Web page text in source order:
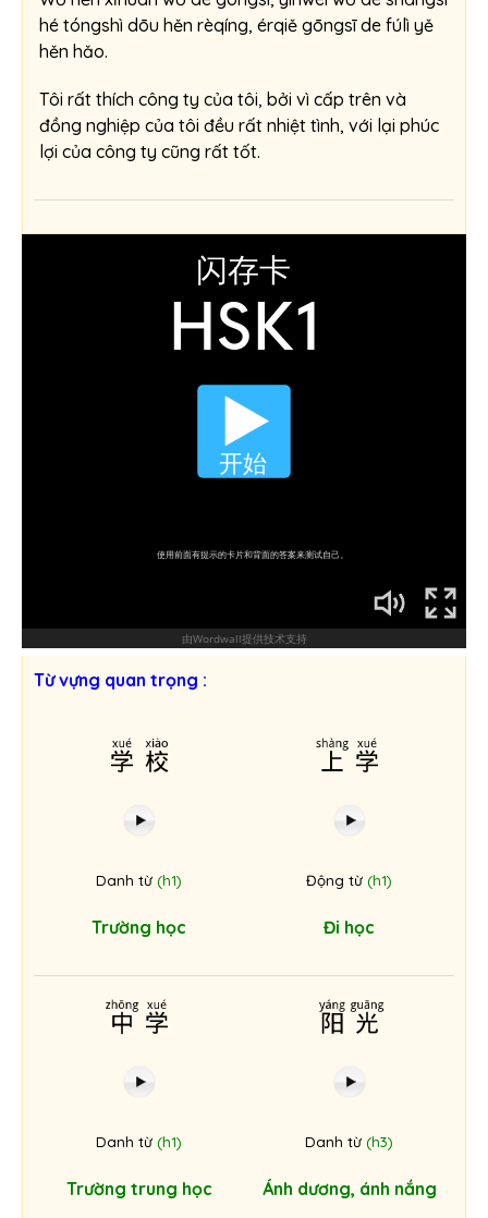
hé tóngshì dōu hěn rèqíng, érqiě gōngsī de fúlì yě
hěn hǎo.
Tôi rất thích công ty của tôi, bởi vì cấp trên và
đồng nghiệp của tôi đều rất nhiệt tình, với lại phúc
lợi của công ty cũng rất tốt.
Từ vựng quan trọng :
学校
Danh từ (h1)
Trường học
上学
Động từ (h1)
Đi học
中学
Danh từ (h1)
Trường trung học
阳光
Danh từ (h3)
Ánh dương, ánh nắng